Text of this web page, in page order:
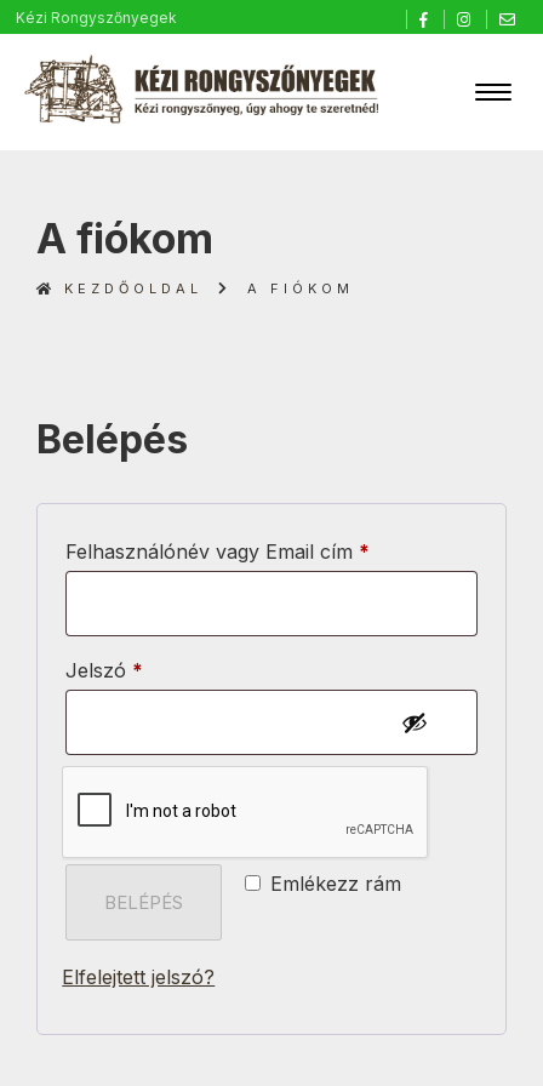
Kézi Rongyszőnyegek
A fiókom
KEZDŐOLDAL A FIÓKOM
Belépés
Felhasználónév vagy Email cím *
Jelszó *
Emlékezz rám
BELÉPÉS
Elfelejtett jelszó?